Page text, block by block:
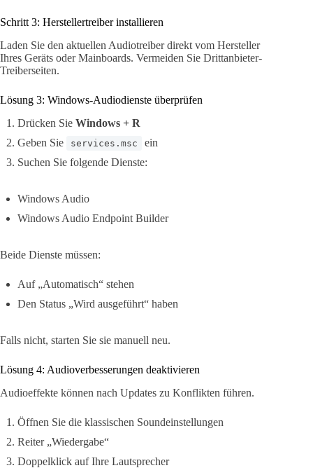
Schritt 3: Herstellertreiber installieren
Laden Sie den aktuellen Audiotreiber direkt vom Hersteller
Ihres Geräts oder Mainboards. Vermeiden Sie Drittanbieter-
Treiberseiten.
Lösung 3: Windows-Audiodienste überprüfen
Drücken Sie Windows + R
Geben Sie
services.msc
ein
Suchen Sie folgende Dienste:
Windows Audio
Windows Audio Endpoint Builder
Beide Dienste müssen:
Auf „Automatisch“ stehen
Den Status „Wird ausgeführt“ haben
Falls nicht, starten Sie sie manuell neu.
Lösung 4: Audioverbesserungen deaktivieren
Audioeffekte können nach Updates zu Konflikten führen.
Öffnen Sie die klassischen Soundeinstellungen
Reiter „Wiedergabe“
Doppelklick auf Ihre Lautsprecher